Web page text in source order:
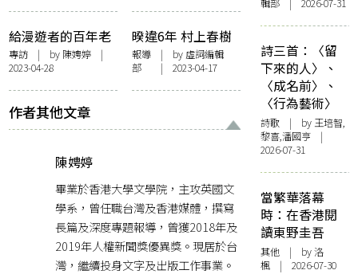
書、生命與創作
給漫遊者的百年老
宅書店——專訪郭
怡美書店郭重興與
趙偉仁
專訪 | by 陳娉婷 |
2023-04-28
暌違6年 村上春樹
長編新作《城市及
其不確定的牆》出
版
報導| by 虛詞編輯
部 | 2023-04-17
作者其他文章
陳娉婷
畢業於香港大學文學院，主攻英國文
學系，曾任職台灣及香港媒體，撰寫
長篇及深度專題報導，曾獲2018年及
2019年人權新聞獎優異獎。現居於台
灣，繼續投身文字及出版工作事業。
輯部 | 2026-07-31
詩三首：〈留
下來的人〉、
〈成名前〉、
〈行為藝術〉
詩歌 | by 王培智,
黎喜,潘國亨 |
2026-07-31
當繁華落幕
時：在香港閱
讀東野圭吾
其他 | by洛
楓 | 2026-07-30